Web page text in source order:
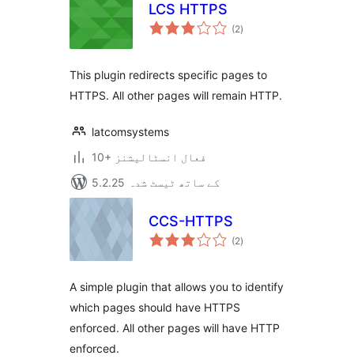
LCS HTTPS
(2مجموعی
درجہ
)
This plugin redirects specific pages to
HTTPS. All other pages will remain HTTP.
latcomsystems
10+ فعال انسٹالیشنز
5.2.25 کے ساتھ ٹیسٹ شدہ
CCS-HTTPS
(2مجموعی
درجہ
)
A simple plugin that allows you to identify
which pages should have HTTPS
enforced. All other pages will have HTTP
enforced.